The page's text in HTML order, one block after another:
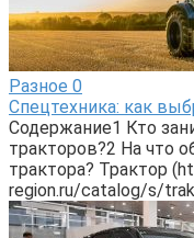
Разное 0
Спецтехника: как
Содержание1 Кто
тракторов?2 На что
трактора? Трактор
region.ru/catalog/s/